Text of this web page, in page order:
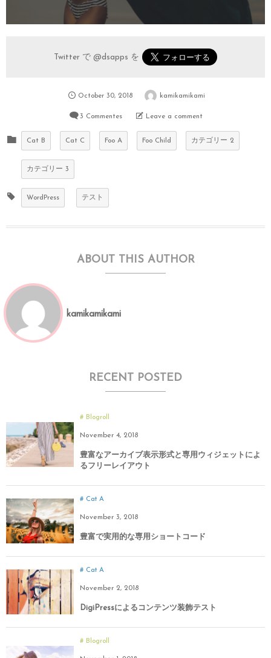
Twitter で @dsapps を
October 30, 2018 kamikamikami
3 Commentes Leave a comment
Cat B Cat C Foo A Foo Child カテゴリー 2
カテゴリー 3
WordPress テスト
ABOUT THIS AUTHOR
kamikamikami
RECENT POSTED
Blogroll
November 4, 2018
豊富なアーカイブ表示形式と専用ウィジェットによ
るフリーレイアウト
Cat A
November 3, 2018
豊富で実用的な専用ショートコード
Cat A
November 2, 2018
DigiPressによるコンテンツ装飾テスト
Blogroll